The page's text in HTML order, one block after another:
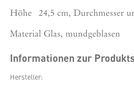
Höhe 24,5 cm, Durchmesser
Material Glas, mundgeblasen
Informationen zur
Hersteller: